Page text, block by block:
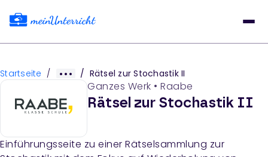
Startseite / / Rätsel zur Stochastik II
Ganzes Werk • Raabe
Rätsel zur Stochastik II
Einführungsseite zu einer Rätselsammlung zur